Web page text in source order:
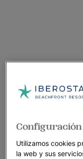
Utilizamos cookies
la web y sus